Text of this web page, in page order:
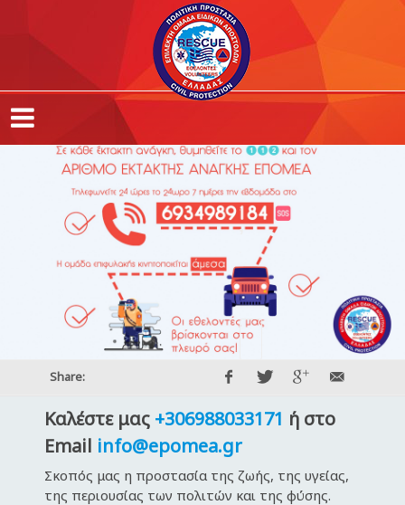
,
,
Share:
Καλέστε μας +306988033171 ή στο
Email info@epomea.gr
Σκοπός μας η προστασία της ζωής, της υγείας,
της περιουσίας των πολιτών και της φύσης.